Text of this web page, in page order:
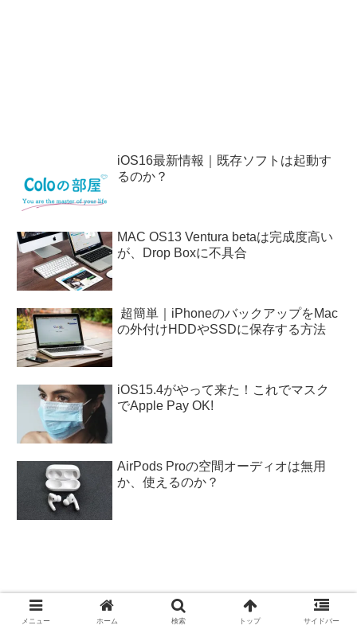
iOS16最新情報｜既存ソフトは起動す
るのか？
MAC OS13 Ventura betaは完成度高い
が、Drop Boxに不具合
超簡単｜iPhoneのバックアップをMac
の外付けHDDやSSDに保存する方法
iOS15.4がやって来た！これでマスク
でApple Pay OK!
AirPods Proの空間オーディオは無用
か、使えるのか？
iOS16最新情報｜既存ソフトは起動
メニュー ホーム 検索 トップ サイドバー